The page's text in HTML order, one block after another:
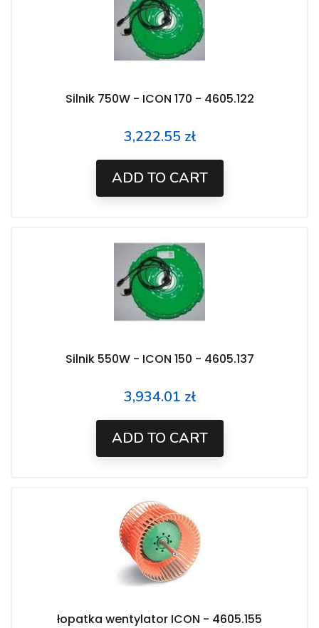
Silnik 750W - ICON 170 - 4605.122
Price
3,222.55 zł
ADD TO CART
Silnik 550W - ICON 150 - 4605.137
Price
3,934.01 zł
ADD TO CART
łopatka wentylator ICON - 4605.155